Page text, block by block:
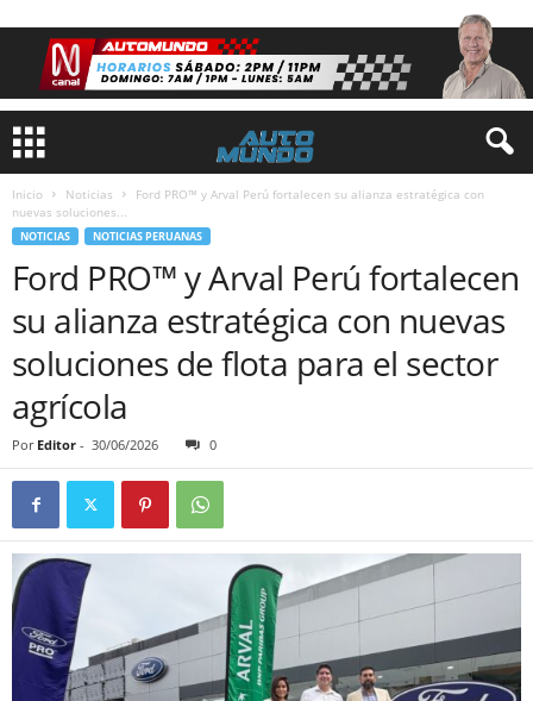
Inicio Noticias
Ford PRO™ y Arval Perú fortalecen su alianza estratégica con
nuevas soluciones...
NOTICIAS NOTICIAS PERUANAS
Ford PRO™ y Arval Perú fortalecen
su alianza estratégica con nuevas
soluciones de flota para el sector
agrícola
Por Editor - 30/06/2026 0